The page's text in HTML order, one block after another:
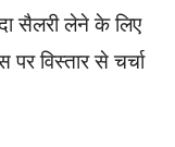
सैलरी लेने के लिए
विस्तार से चर्चा